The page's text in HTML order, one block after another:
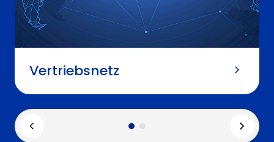
Vertriebsnetz